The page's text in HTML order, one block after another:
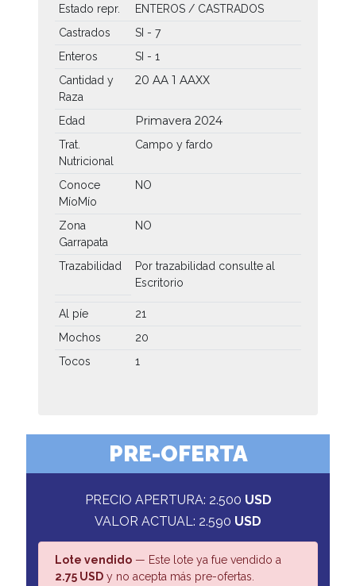
Estado repr.
ENTEROS / CASTRADOS
Castrados
SI - 7
Enteros
SI - 1
Cantidad y
Raza
20 AA 1 AAXX
Edad Primavera 2024
Trat.
Nutricional
Campo y fardo
Conoce
MíoMío
NO
Zona
Garrapata
NO
Trazabilidad
Por trazabilidad consulte al
Escritorio
Al píe
21
Mochos
20
Tocos
1
PRE-OFERTA
PRECIO APERTURA: 2.500 USD
VALOR ACTUAL: 2.590 USD
Lote vendido — Este lote ya fue vendido a
2.75 USD y no acepta más pre-ofertas.